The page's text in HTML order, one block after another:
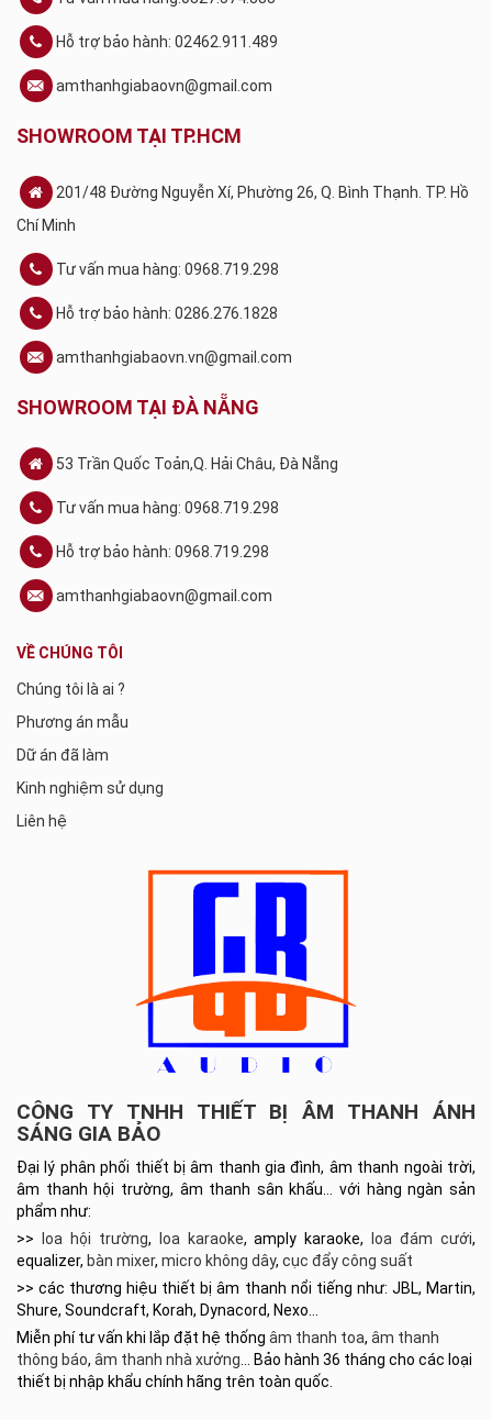
Hỗ trợ bảo hành: 02462.911.489
amthanhgiabaovn@gmail.com
SHOWROOM TẠI TP.HCM
201/48 Đường Nguyễn Xí, Phường 26, Q. Bình Thạnh. TP. Hồ
Chí Minh
Tư vấn mua hàng: 0968.719.298
Hỗ trợ bảo hành: 0286.276.1828
amthanhgiabaovn.vn@gmail.com
SHOWROOM TẠI ĐÀ NẴNG
53 Trần Quốc Toản,Q. Hải Châu, Đà Nẵng
Tư vấn mua hàng: 0968.719.298
Hỗ trợ bảo hành: 0968.719.298
amthanhgiabaovn@gmail.com
VỀ CHÚNG TÔI
Chúng tôi là ai ?
Phương án mẫu
Dữ án đã làm
Kinh nghiệm sử dụng
Liên hệ
CÔNG TY TNHH THIẾT BỊ ÂM THANH ÁNH
SÁNG GIA BẢO
Đại lý phân phối thiết bị âm thanh gia đình, âm thanh ngoài trời,
âm thanh hội trường, âm thanh sân khấu… với hàng ngàn sản
phẩm như:
>>
loa hội trường, loa karaoke, amply karaoke, loa đám cưới,
equalizer, bàn mixer, micro không dây, cục đẩy công suất
>> các thương hiệu thiết bị âm thanh nổi tiếng như: JBL, Martin,
Shure, Soundcraft, Korah, Dynacord, Nexo…
Miễn phí tư vấn khi lắp đặt hệ thống âm thanh toa, âm thanh
thông báo, âm thanh nhà xưởng … Bảo hành 36 tháng cho các loại
thiết bị nhập khẩu chính hãng trên toàn quốc.